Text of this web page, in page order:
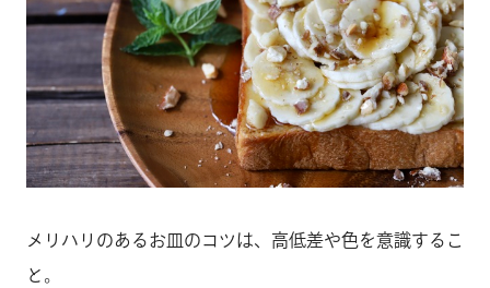
メリハリのあるお皿のコツは、高低差や色を意識するこ
と。